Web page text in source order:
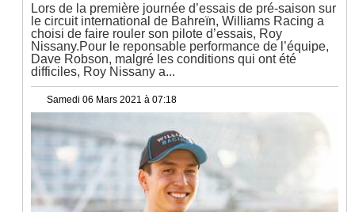
Lors de la première journée d’essais de pré-saison sur
le circuit international de Bahreïn, Williams Racing a
choisi de faire rouler son pilote d’essais, Roy
Nissany.Pour le reponsable performance de l’équipe,
Dave Robson, malgré les conditions qui ont été
difficiles, Roy Nissany a...
Samedi 06 Mars 2021 à 07:18